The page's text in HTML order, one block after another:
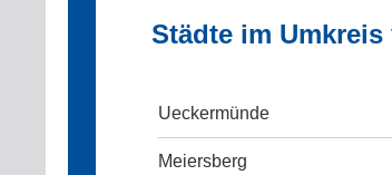
Städte im
Ueckermünde
Meiersberg